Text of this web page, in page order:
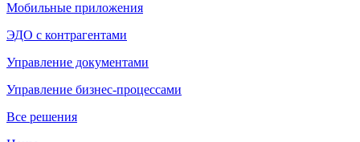
Мобильные приложения
ЭДО с контрагентами
Управление документами
Управление бизнес-процессами
Все решения